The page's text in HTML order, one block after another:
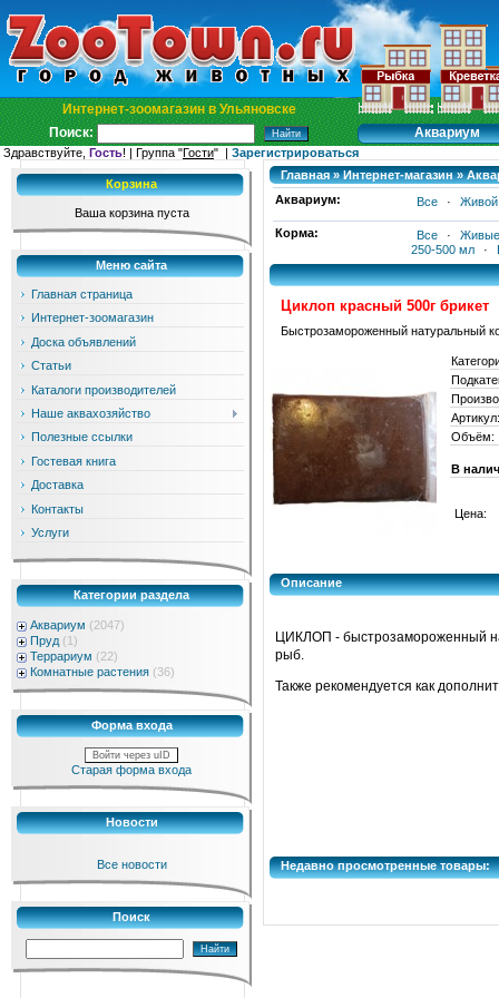
Интернет-зоомагазин в Ульяновске
Поиск:
Аквариум
Здравствуйте, Гость! | Группа "Гости" | Зарегистрироваться
Корзина
Ваша корзина пуста
Меню сайта
Главная страница
Интернет-зоомагазин
Доска объявлений
Статьи
Каталоги производителей
Наше аквахозяйство
Полезные ссылки
Гостевая книга
Доставка
Контакты
Услуги
Категории раздела
Аквариум (2047)
Пруд (1)
Террариум (22)
Комнатные растения (36)
Форма входа
Войти через uID
Старая форма входа
Новости
Все новости
Поиск
Главная » Интернет-магазин »
Аквариум:
Все · Живой
Корма: Все ·
250-500 мл
·
Циклоп красный 500г брикет
Быстрозамороженный натуральный
Артикул:
Объём:
В
Цена:
Описание
ЦИКЛОП - быстрозамороженный
рыб.
Также рекомендуется как
Недавно просмотренные товары: